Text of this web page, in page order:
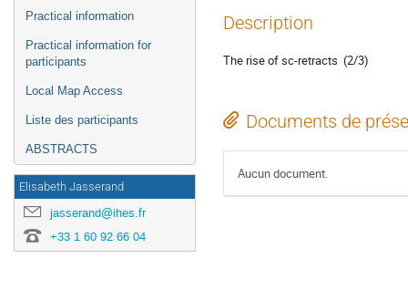
Practical information
Practical information for
participants
Local Map Access
Liste des participants
ABSTRACTS
Elisabeth Jasserand
jasserand@ihes.fr
+33 1 60 92 66 04
Description
The rise of sc-retracts  (2/3)
Documents de
Aucun document.